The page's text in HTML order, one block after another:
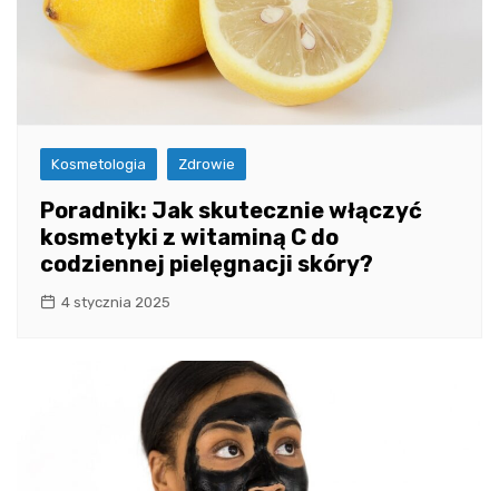
Kosmetologia Zdrowie
Poradnik: Jak skutecznie włączyć
kosmetyki z witaminą C do
codziennej pielęgnacji skóry?
4 stycznia 2025